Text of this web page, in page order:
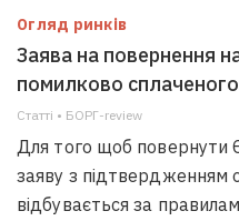
Огляд ринків
Заява на повернення
помилково
Статті • БОРГ-review
Для того щоб повернути
заяву з підтвердженням
відбувається за